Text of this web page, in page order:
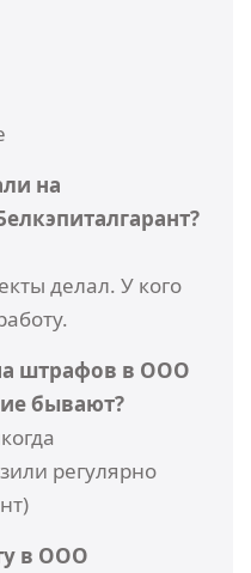
на
делал. У кого
штрафов в ООО
бывают?
регулярно
в ООО